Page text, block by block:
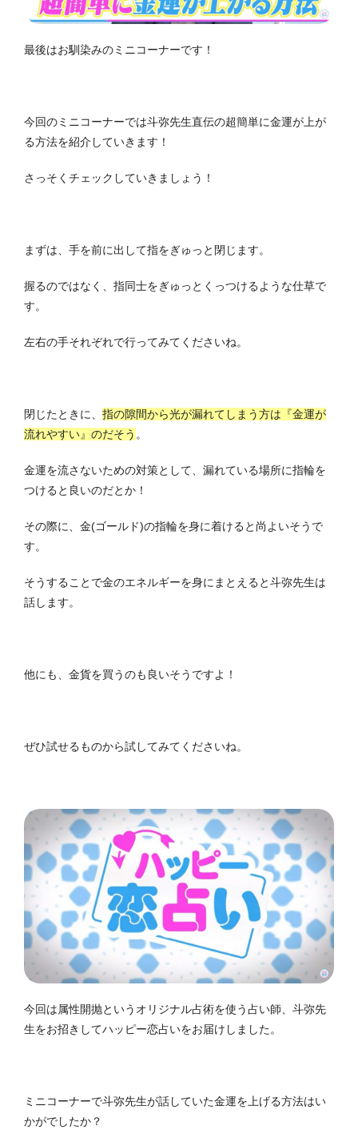
最後はお馴染みのミニコーナーです！
今回のミニコーナーでは斗弥先生直伝の超簡単に金運が上が
る方法を紹介していきます！
さっそくチェックしていきましょう！
まずは、手を前に出して指をぎゅっと閉じます。
握るのではなく、指同士をぎゅっとくっつけるような仕草で
す。
左右の手それぞれで行ってみてくださいね。
閉じたときに、 指の隙間から光が漏れてしまう方は『金運が
流れやすい』のだそう 。
金運を流さないための対策として、漏れている場所に指輪を
つけると良いのだとか！
その際に、金(ゴールド)の指輪を身に着けると尚よいそうで
す。
そうすることで金のエネルギーを身にまとえると斗弥先生は
話します。
他にも、金貨を買うのも良いそうですよ！
ぜひ試せるものから試してみてくださいね。
今回は属性開抛というオリジナル占術を使う占い師、斗弥先
生をお招きしてハッピー恋占いをお届けしました。
ミニコーナーで斗弥先生が話していた金運を上げる方法はい
かがでしたか？